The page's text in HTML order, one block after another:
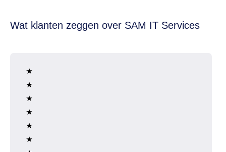
Wat klanten zeggen over SAM IT Services